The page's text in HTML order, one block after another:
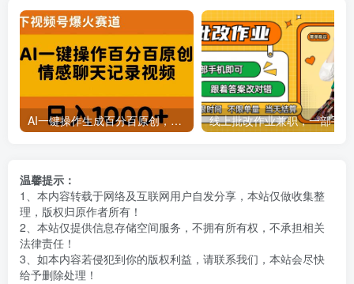
AI一键操作生成百分百原创，揭秘情感聊天记录视频，当下视频号爆火新赛道
温馨提示：
1、本内容转载于网络及互联网用户自发分享，本站仅做收集整
理，版权归原作者所有！
2、本站仅提供信息存储空间服务，不拥有所有权，不承担相关
法律责任！
3、如本内容若侵犯到你的版权利益，请联系我们，本站会尽快
给予删除处理！